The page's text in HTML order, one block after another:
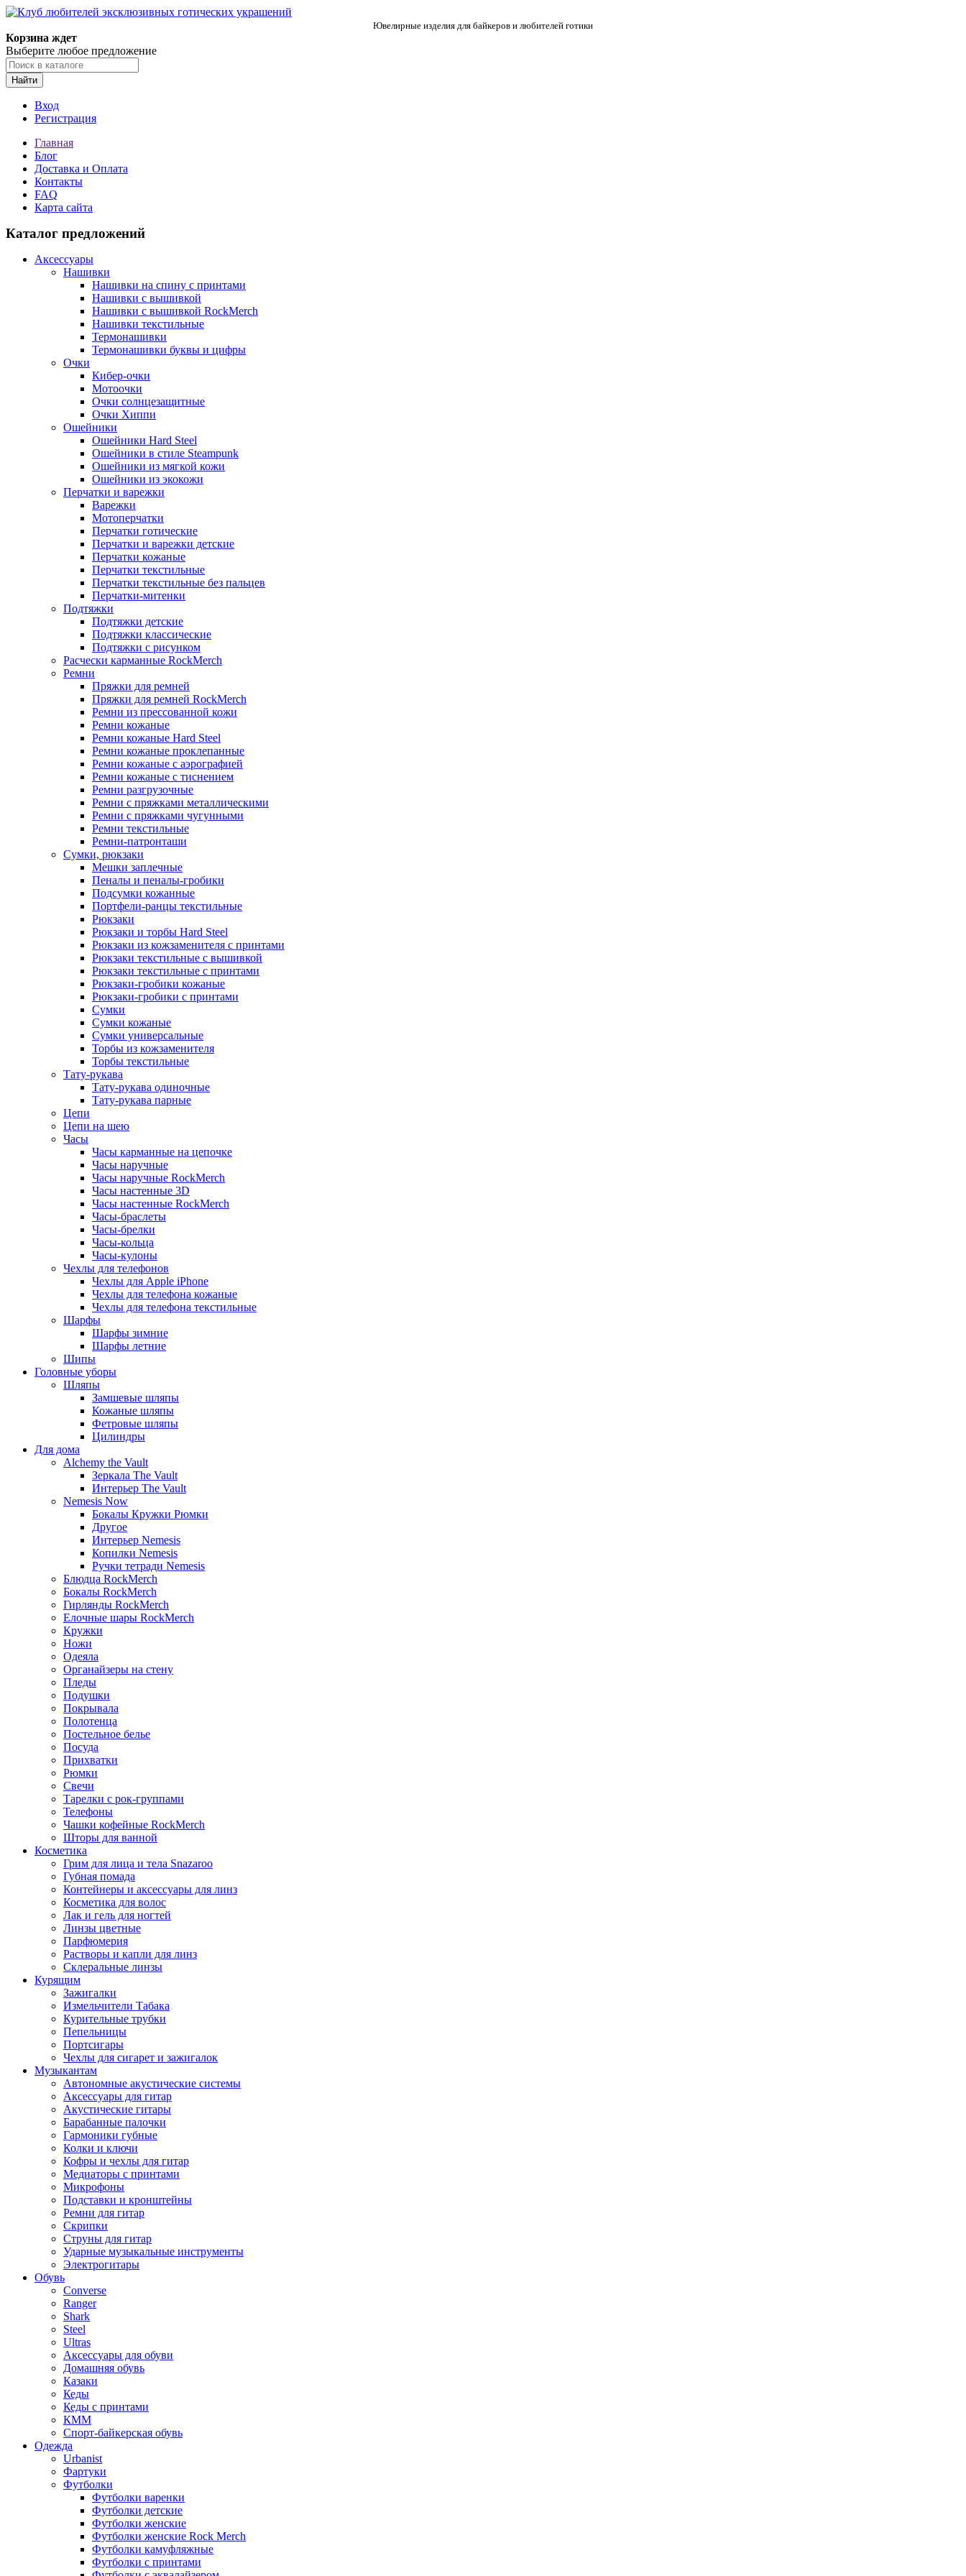
Ювелирные изделия для байкеров и любителей готики
Корзина ждет
Выберите любое предложение
Найти
Вход
Регистрация
Главная
Блог
Доставка и Оплата
Контакты
FAQ
Карта сайта
Каталог предложений
Аксессуары
Нашивки
Нашивки на спину с принтами
Нашивки с вышивкой
Нашивки с вышивкой RockMerch
Нашивки текстильные
Термонашивки
Термонашивки буквы и цифры
Очки
Кибер-очки
Мотоочки
Очки солнцезащитные
Очки Хиппи
Ошейники
Ошейники Hard Steel
Ошейники в стиле Steampunk
Ошейники из мягкой кожи
Ошейники из экокожи
Перчатки и варежки
Варежки
Мотоперчатки
Перчатки готические
Перчатки и варежки детские
Перчатки кожаные
Перчатки текстильные
Перчатки текстильные без пальцев
Перчатки-митенки
Подтяжки
Подтяжки детские
Подтяжки классические
Подтяжки с рисунком
Расчески карманные RockMerch
Ремни
Пряжки для ремней
Пряжки для ремней RockMerch
Ремни из прессованной кожи
Ремни кожаные
Ремни кожаные Hard Steel
Ремни кожаные проклепанные
Ремни кожаные с аэрографией
Ремни кожаные с тиснением
Ремни разгрузочные
Ремни с пряжками металлическими
Ремни с пряжками чугунными
Ремни текстильные
Ремни-патронташи
Сумки, рюкзаки
Мешки заплечные
Пеналы и пеналы-гробики
Подсумки кожанные
Портфели-ранцы текстильные
Рюкзаки
Рюкзаки и торбы Hard Steel
Рюкзаки из кожзаменителя с принтами
Рюкзаки текстильные с вышивкой
Рюкзаки текстильные с принтами
Рюкзаки-гробики кожаные
Рюкзаки-гробики с принтами
Сумки
Сумки кожаные
Сумки универсальные
Торбы из кожзаменителя
Торбы текстильные
Тату-рукава
Тату-рукава одиночные
Тату-рукава парные
Цепи
Цепи на шею
Часы
Часы карманные на цепочке
Часы наручные
Часы наручные RockMerch
Часы настенные 3D
Часы настенные RockMerch
Часы-браслеты
Часы-брелки
Часы-кольца
Часы-кулоны
Чехлы для телефонов
Чехлы для Apple iPhone
Чехлы для телефона кожаные
Чехлы для телефона текстильные
Шарфы
Шарфы зимние
Шарфы летние
Шипы
Головные уборы
Шляпы
Замшевые шляпы
Кожаные шляпы
Фетровые шляпы
Цилиндры
Для дома
Alchemy the Vault
Зеркала The Vault
Интерьер The Vault
Nemesis Now
Бокалы Кружки Рюмки
Другое
Интерьер Nemesis
Копилки Nemesis
Ручки тетради Nemesis
Блюдца RockMerch
Бокалы RockMerch
Гирлянды RockMerch
Елочные шары RockMerch
Кружки
Ножи
Одеяла
Органайзеры на стену
Пледы
Подушки
Покрывала
Полотенца
Постельное белье
Посуда
Прихватки
Рюмки
Свечи
Тарелки с рок-группами
Телефоны
Чашки кофейные RockMerch
Шторы для ванной
Косметика
Грим для лица и тела Snazaroo
Губная помада
Контейнеры и аксессуары для линз
Косметика для волос
Лак и гель для ногтей
Линзы цветные
Парфюмерия
Растворы и капли для линз
Склеральные линзы
Курящим
Зажигалки
Измельчители Табака
Курительные трубки
Пепельницы
Портсигары
Чехлы для сигарет и зажигалок
Музыкантам
Автономные акустические системы
Аксессуары для гитар
Акустические гитары
Барабанные палочки
Гармоники губные
Колки и ключи
Кофры и чехлы для гитар
Медиаторы с принтами
Микрофоны
Подставки и кронштейны
Ремни для гитар
Скрипки
Струны для гитар
Ударные музыкальные инструменты
Электрогитары
Обувь
Converse
Ranger
Shark
Steel
Ultras
Аксессуары для обуви
Домашняя обувь
Казаки
Кеды
Кеды с принтами
КММ
Спорт-байкерская обувь
Одежда
Urbanist
Фартуки
Футболки
Футболки варенки
Футболки детские
Футболки женские
Футболки женские Rock Merch
Футболки камуфляжные
Футболки с принтами